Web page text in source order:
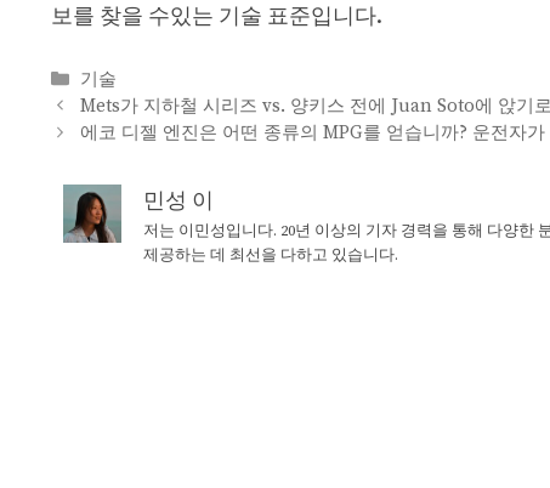
보를 찾을 수있는 기술 표준입니다.
Categories
기술
Mets가 지하철 시리즈 vs. 양키스 전에 Juan Soto에 앉기
에코 디젤 엔진은 어떤 종류의 MPG를 얻습니까? 운전자
민성 이
저는 이민성입니다. 20년 이상의 기자 경력을 통해 다양한
제공하는 데 최선을 다하고 있습니다.